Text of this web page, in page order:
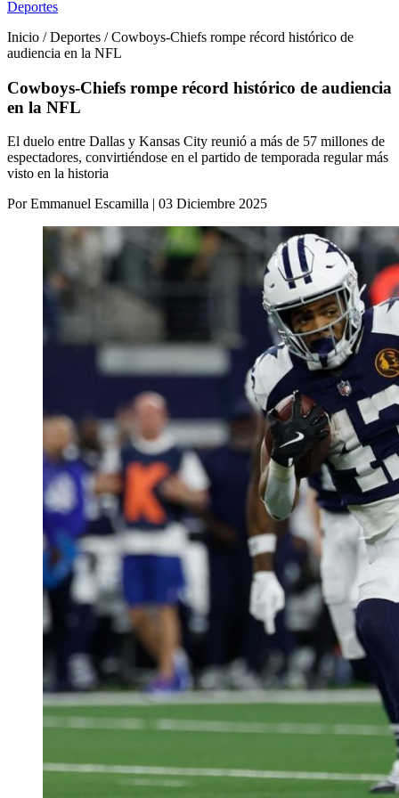
Deportes
Inicio / Deportes / Cowboys-Chiefs rompe récord histórico de
audiencia en la NFL
Cowboys-Chiefs rompe récord histórico de audiencia
en la NFL
El duelo entre Dallas y Kansas City reunió a más de 57 millones de
espectadores, convirtiéndose en el partido de temporada regular más
visto en la historia
Por Emmanuel Escamilla | 03 Diciembre 2025